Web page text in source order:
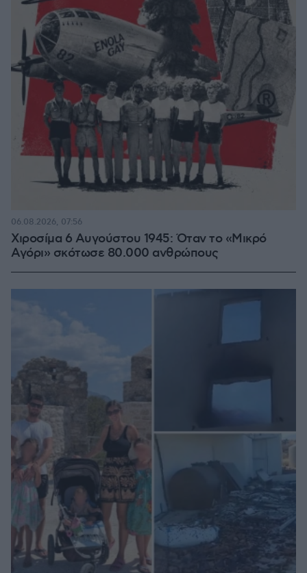
Χιροσίμα 6 Αυγούστου 1945: Όταν το «Μικρό
Αγόρι» σκότωσε 80.000 ανθρώπους
06.08.2026, 07:56